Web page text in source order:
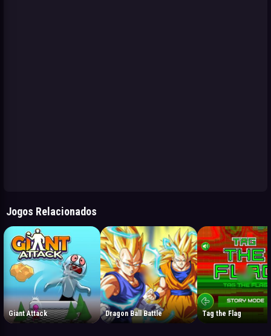
Jogos Relacionados
Giant Attack Dragon Ball Battle Tag the Flag